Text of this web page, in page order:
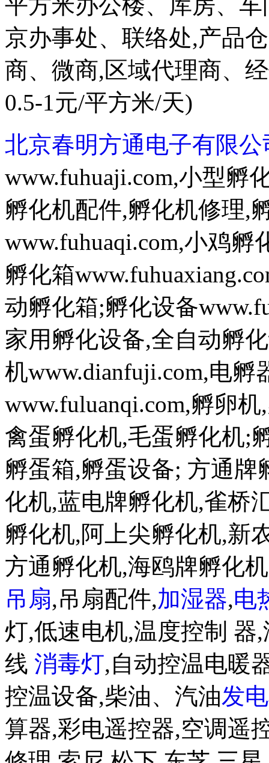
京办事处、联络处,产品
商、微商,区域代理商、
0.5-1元/平方米/天)
北京春明方通电子有限公
www.fuhuaji.com,小型孵
孵化机配件,孵化机修理,
www.fuhuaqi.com,小鸡
孵化箱
动孵化箱;孵化设备
家用孵化设备,全自动孵
机www.dianfuji.com,电
www.fuluanqi.com,孵卵
禽蛋孵化机,毛蛋孵化机;
孵蛋箱,孵蛋设备; 方通
化机,蓝电牌孵化机,雀桥
孵化机,阿上尖孵化机,新
方通孵化机,海鸥牌孵化
吊扇,吊扇配件,加湿器,电
灯,低速电机,温度控制 器
线 消毒灯,自动控温电暖
控温设备,柴油、汽油发
算器,彩电遥控器,空调遥